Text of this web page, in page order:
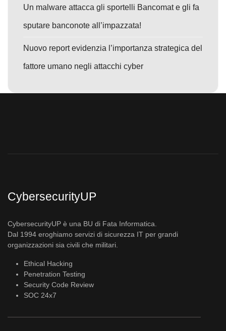
Un malware attacca gli sportelli Bancomat e gli fa
sputare banconote all’impazzata!
Nuovo report evidenzia l’importanza strategica del
fattore umano negli attacchi cyber
CybersecurityUP
CybersecurityUP è una BU di Fata Informatica.
Dal 1994 eroghiamo servizi di sicurezza IT per grandi
organizzazioni sia civili che militari.
Ethical Hacking
Penetration Testing
Security Code Review
SOC 24x7